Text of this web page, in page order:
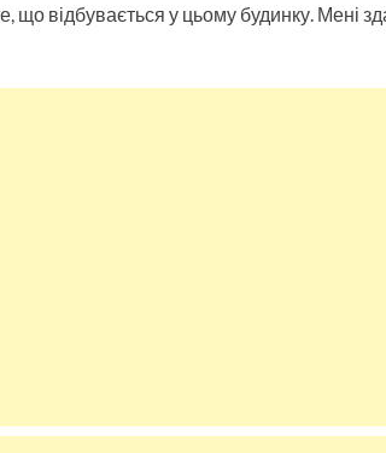
що відбувається у цьому будинку. Мені